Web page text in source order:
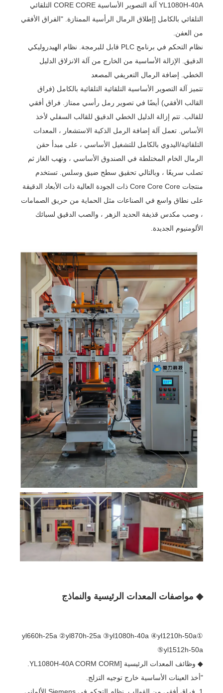
YL1080H-40A آلة التصوير الأساسية CORE CORE التلقائي
التلقائي بالكامل [إطلاق الرمال الرأسية الممتازة. "الفراق الأفقي
من العفن.
نظام التحكم في برنامج PLC قابل للبرمجة. نظام الهيدروليكي
الدقيق. الإزالة الأساسية من الخارج من آلة الانزلاق الدليل
الخطي. إضافة الرمال التعريفي المصعد
تتميز آلة التصوير الأساسية التلقائية التلقائية بالكامل (فراق
القالب الأفقي) أيضًا في تصوير رمل رأسي ممتاز. فراق أفقي
للقالب. تتم إزالة الدليل الخطي الدقيق للقالب السفلي لأخذ
الأساس. تعمل آلة إضافة الرمل الذكية الاستشعار ، المعدات
التلقائية/اليدوي بالكامل للتشغيل الأساسي ، على مبدأ حقن
الرمال الخام المختلطة في الصندوق الأساسي ، وتهب الغاز ثم
تصلب سريعًا ، وبالتالي تحقيق سطح ضيق وسلس. تستخدم
منتجات Core Core Core ذات الجودة العالية ذات الأبعاد الدقيقة
على نطاق واسع في الصناعات مثل الحماية من حريق الصمامات
، وصب مكدس قذيفة الحديد الزهر ، والصب الدقيق لسبائك
الألومنيوم الجديدة.
◆ مواصفات المعدات الرئيسية والنماذج
①yl660h-25a ②yl870h-25a ③yl1080h-40a ④yl1210h-50a
⑤yl1512h-50a
◆ وظائف المعدات الرئيسية [YL1080H-40A CORM CORM.
"أخذ العينات الأساسية خارج توجيه التزلج.